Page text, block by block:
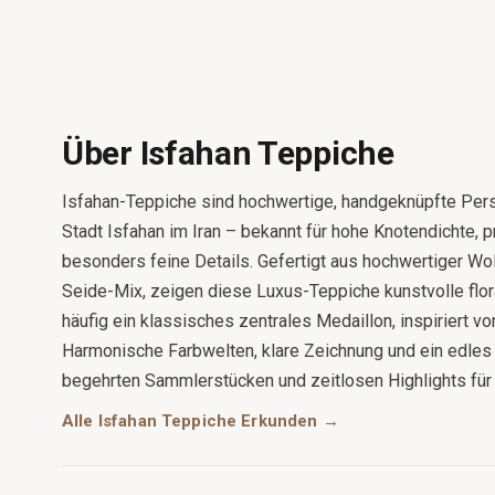
Über Isfahan Teppiche
Isfahan-Teppiche sind hochwertige, handgeknüpfte
Stadt Isfahan im Iran – bekannt für hohe Knotendichte,
besonders feine Details. Gefertigt aus hochwertiger
Seide-Mix, zeigen diese Luxus-Teppiche kunstvolle
häufig ein klassisches zentrales Medaillon, inspiriert
Harmonische Farbwelten, klare Zeichnung und ein
begehrten Sammlerstücken und zeitlosen Highlights
Alle Isfahan Teppiche Erkunden →